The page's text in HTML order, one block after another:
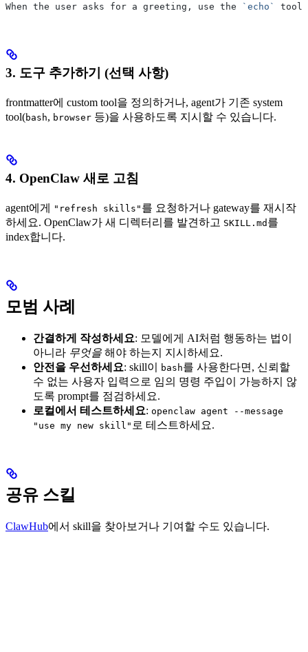
When the user asks for a greeting, use the
`echo` tool
3. 도구 추가하기 (선택 사항)
frontmatter에 custom tool을 정의하거나, agent가 기존 system
tool(bash, browser 등)을 사용하도록 지시할 수 있습니다.
4. OpenClaw 새로 고침
agent에게 "refresh skills" 를 요청하거나 gateway를 재시작
하세요. OpenClaw가 새 디렉터리를 발견하고 SKILL.md 를
index합니다.
모범 사례
간결하게 작성하세요: 모델에게 AI처럼 행동하는 법이
아니라 무엇을 해야 하는지 지시하세요.
안전을 우선하세요: skill이 bash를 사용한다면, 신뢰할
수 없는 사용자 입력으로 임의 명령 주입이 가능하지 않
도록 prompt를 점검하세요.
로컬에서 테스트하세요: openclaw agent --message
"use my new skill" 로 테스트하세요.
공유 스킬
ClawHub에서 skill을 찾아보거나 기여할 수도 있습니다.